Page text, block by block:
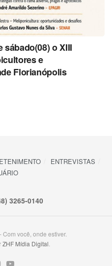
sábado(08) o XIII
e
Florianópolis
ENTREVISTAS
3265-0140
- Com você, onde estiver.
ZHF Mídia Digital